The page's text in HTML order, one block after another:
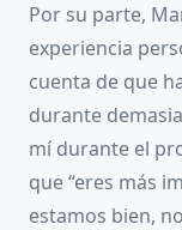
Por su parte,
experiencia
cuenta de que
durante
mí durante el
que “eres más
estamos bien,